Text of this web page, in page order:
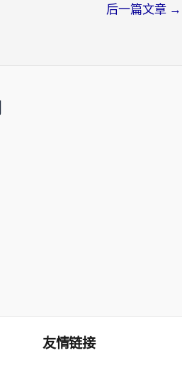
后一篇文章 →
友情链接